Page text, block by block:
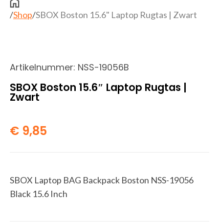
/Shop/SBOX Boston 15.6" Laptop Rugtas | Zwart
Artikelnummer: NSS-19056B
SBOX Boston 15.6″ Laptop Rugtas |
Zwart
€ 9,85
SBOX Laptop BAG Backpack Boston NSS-19056
Black 15.6 Inch